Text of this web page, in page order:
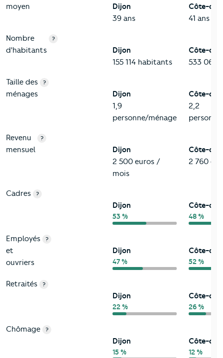
moyen
Dijon
39 ans
Côte-
41 ans
Nombre
d'habitants
?
Dijon
155 114 habitants
Côte-
533 065
Taille des
ménages
?
Dijon
1,9
personne/ménage
Côte-
2,2
Revenu
mensuel
?
Dijon
2 500 euros /
mois
Côte-
2 760
Cadres ?
Dijon
53 %
Côte-
48 %
Employés
et
ouvriers
?
Dijon
47 %
Côte-
52 %
Retraités ?
Dijon
22 %
Côte-
26 %
Chômage ?
Dijon
15 %
Côte-
12 %